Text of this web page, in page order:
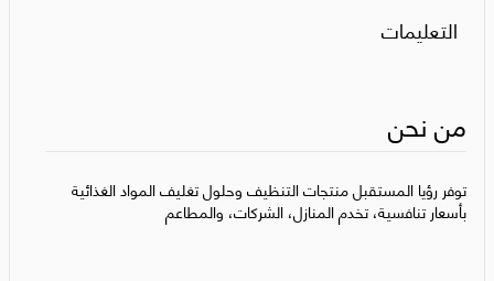
التعليمات
من نحن
توفر رؤيا المستقبل منتجات التنظيف وحلول تغليف المواد الغذائية
بأسعار تنافسية، تخدم المنازل، الشركات، والمطاعم